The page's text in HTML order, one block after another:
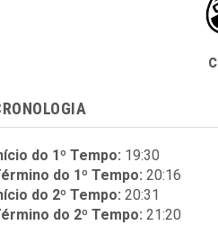
do 1º Tempo: 19:30
do 1º Tempo: 20:16
do 2º Tempo: 20:31
do 2º Tempo: 21:20